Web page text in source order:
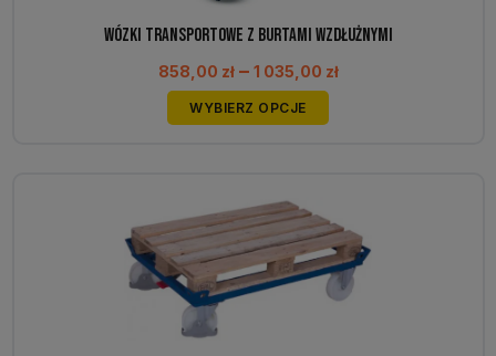
Wózki transportowe z burtami wzdłużnymi
858,00 zł – 1 035,00 złZakres
WYBIERZ OPCJE
produkt
Opcje
można
wybrać
na